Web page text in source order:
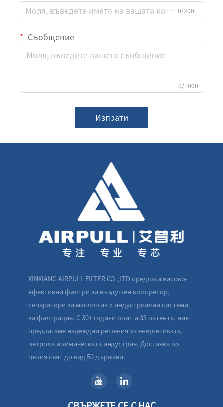
0/200
Съобщение
0/1000
Изпрати
XINXIANG AIRPULL FILTER CO.,LTD предлага високо-
ефективни филтри за въздушен компресор,
сепаратори за масло-газ и индустриални системи
за филтрация. С 30+ години опит и 33 патента, ние
предлагаме надеждни решения за енергетиката,
петрола и химическата индустрия. Доставка по
целия свят до над 50 държави.